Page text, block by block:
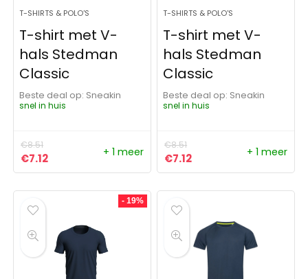
T-SHIRTS & POLO'S
T-shirt met V-
hals Stedman
Classic
Beste deal op:
Sneakin
snel in huis
€8.51
Oorspronkelijke prijs was: €8.51.
€7.12Huidige prijs is: €7.12.
+ 1 meer
T-SHIRTS & POLO'S
T-shirt met V-
hals Stedman
Classic
Beste deal op:
Sneakin
snel in huis
€8.51
Oorspronkelijke prijs was:
€7.12Huidige prijs is: €7.12.
+ 1 meer
- 19%